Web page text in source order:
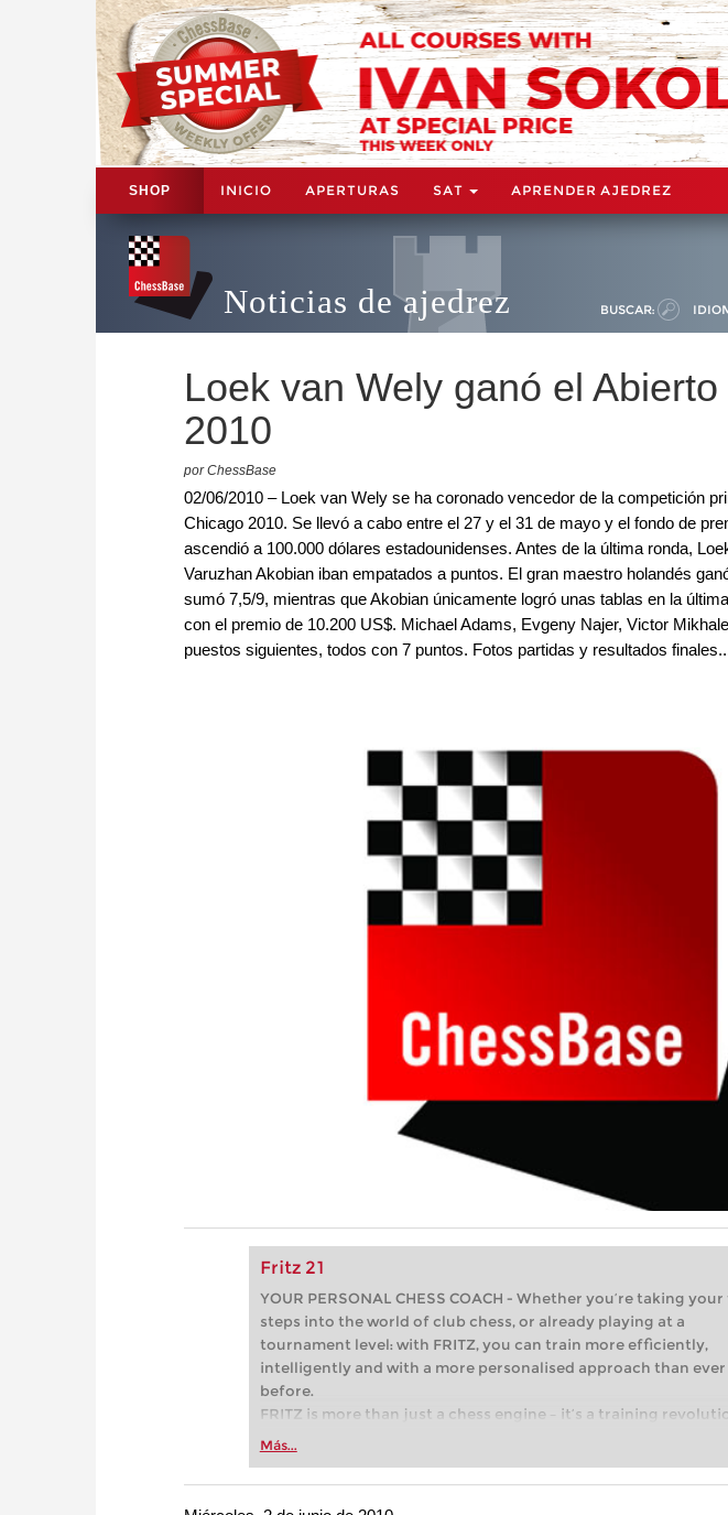
SHOP INICIO APERTURAS SAT APRENDER AJEDREZ
Noticias de ajedrez BUSCAR:
Loek van Wely ganó el
2010
por ChessBase
02/06/2010 – Loek van Wely se ha coronado vencedor de la competición
Chicago 2010. Se llevó a cabo entre el 27 y el 31 de mayo y el fondo de
ascendió a 100.000 dólares estadounidenses. Antes de la última ronda,
Varuzhan Akobian iban empatados a puntos. El gran maestro holandés
sumó 7,5/9, mientras que Akobian únicamente logró unas tablas en la
con el premio de 10.200 US$. Michael Adams, Evgeny Najer, Victor
puestos siguientes, todos con 7 puntos. Fotos partidas y resultados
Fritz 21
YOUR PERSONAL CHESS COACH - Whether you’re taking
steps into the world of club chess, or already playing at a
tournament level: with FRITZ, you can train more efficiently,
intelligently and with a more personalised approach than ever
before.
FRITZ is more than just a chess engine – it’s a training
Whether you’re taking your first steps into the world of club
more efficiently, intelligently and with a more personalised
approach than ever before.
Más...